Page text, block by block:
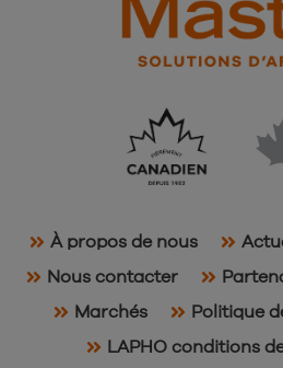
À propos de nous
Nous contacter
Marchés
Politique
LAPHO conditions